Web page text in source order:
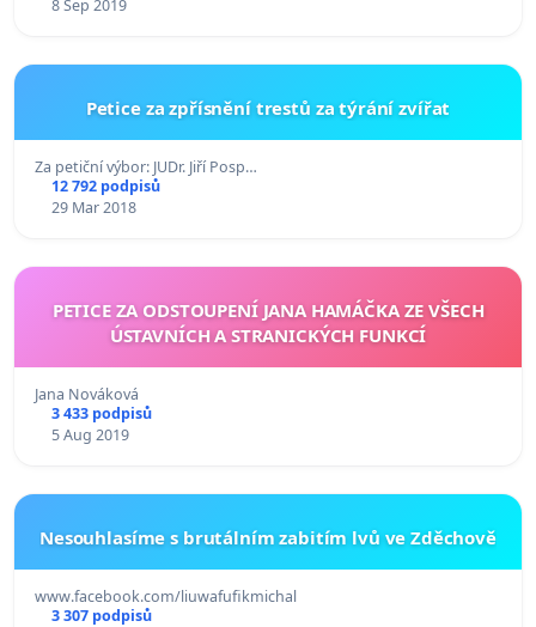
8 Sep 2019
Petice za zpřísnění trestů za týrání zvířat
Za petiční výbor: JUDr. Jiří Posp…
12 792 podpisů
29 Mar 2018
PETICE ZA ODSTOUPENÍ JANA HAMÁČKA ZE VŠECH
ÚSTAVNÍCH A STRANICKÝCH FUNKCÍ
Jana Nováková
3 433 podpisů
5 Aug 2019
Nesouhlasíme s brutálním zabitím lvů ve Zděchově
www.facebook.com/liuwafufikmichal
3 307 podpisů